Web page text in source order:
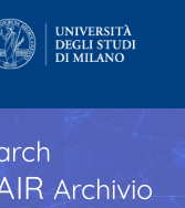
Archivio